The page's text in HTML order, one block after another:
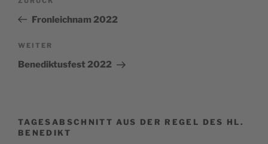
Beitrag
Fronleichnam 2022
Nächster
Beitrag
WEITER
Benediktusfest 2022
TAGESABSCHNITT AUS DER REGEL DES HL.
BENEDIKT